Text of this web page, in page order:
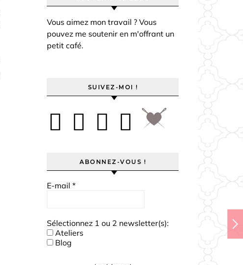
Vous aimez mon travail ? Vous
pouvez me soutenir en m'offrant un
petit café.
SUIVEZ-MOI !
ABONNEZ-VOUS !
E-mail *
Sélectionnez 1 ou 2 newsletter(s):
Ateliers
Blog